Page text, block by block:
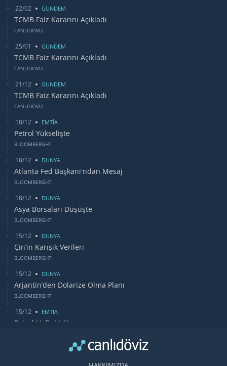
22/02 GUNDEM
TCMB Faiz Kararını Açıkladı
CANLIDÖVİZ
25/01 GUNDEM
TCMB Faiz Kararını Açıkladı
CANLIDÖVİZ
21/12 GUNDEM
TCMB Faiz Kararını Açıkladı
CANLIDÖVİZ
18/12 EMTİA
Petrol Yükselişte
BLOOMBERGHT
18/12 DUNYA
Atlanta Fed Başkanı'ndan Mesaj
BLOOMBERGHT
18/12 DUNYA
Asya Borsaları Düşüşte
BLOOMBERGHT
15/12 DUNYA
Çin’in Karışık Verileri
BLOOMBERGHT
15/12 DUNYA
Arjantin’den Dolarize Olma Planı
BLOOMBERGHT
15/12 EMTİA
Petrol Haftalık Kazancı
Bugün Gözler Fed Faiz Kararında